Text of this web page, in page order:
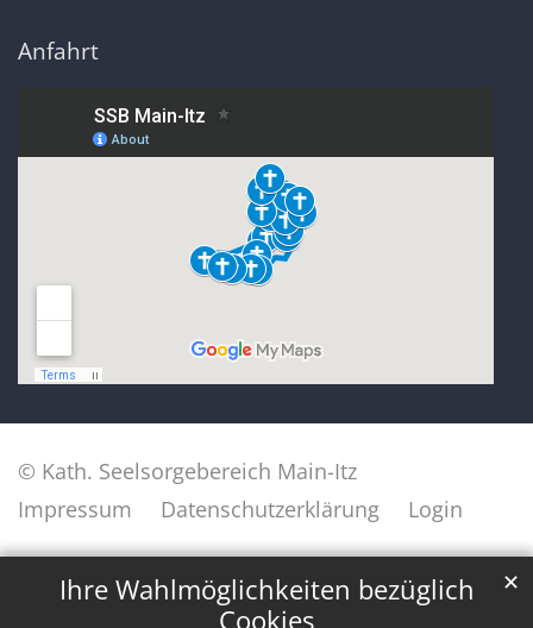
Ihre Wahlmöglichkeiten bezüglich
Cookies
✕
Anfahrt
© Kath. Seelsorgebereich Main-Itz
Impressum
Datenschutzerklärung Login